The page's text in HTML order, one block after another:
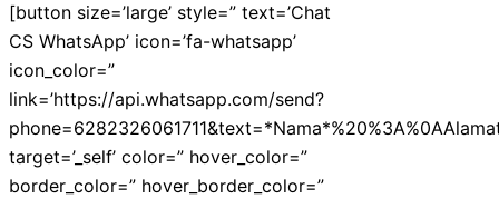
[button size=’large’ style=” text=’Chat
CS WhatsApp’ icon=’fa-whatsapp’
icon_color=”
link=’https://api.whatsapp.com/send?
target=’_self’ color=” hover_color=”
border_color=” hover_border_color=”